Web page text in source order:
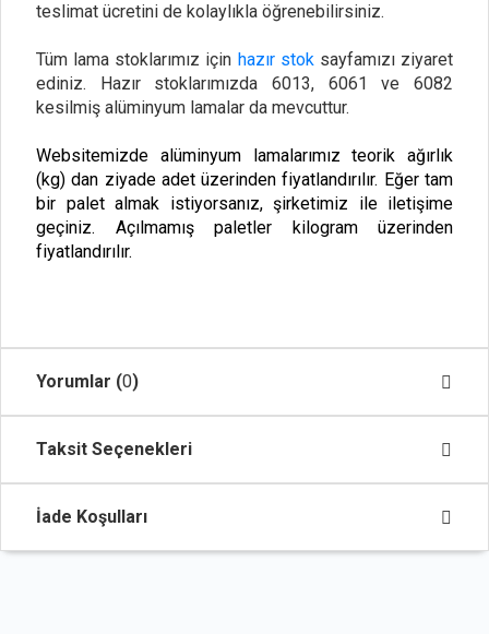
teslimat ücretini de kolaylıkla öğrenebilirsiniz.
Tüm lama stoklarımız için hazır stoksayfamızı ziyaret
ediniz. Hazır stoklarımızda 6013, 6061 ve 6082
kesilmiş alüminyum lamalar da mevcuttur.
Websitemizde alüminyum lamalarımız teorik ağırlık
(kg) dan ziyade adet üzerinden fiyatlandırılır. Eğer tam
bir palet almak istiyorsanız, şirketimiz ile iletişime
geçiniz. Açılmamış paletler kilogram üzerinden
fiyatlandırılır.
Yorumlar (0)
Taksit Seçenekleri
İade Koşulları